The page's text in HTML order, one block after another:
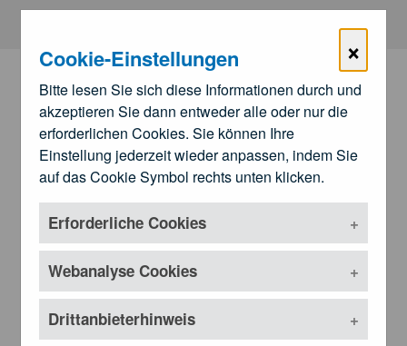
×
Cookie-Einstellungen
Bitte lesen Sie sich diese Informationen durch und
akzeptieren Sie dann entweder alle oder nur die
erforderlichen Cookies. Sie können Ihre
Einstellung jederzeit wieder anpassen, indem Sie
auf das Cookie Symbol rechts unten klicken.
Erforderliche Cookies
Webanalyse Cookies
Drittanbieterhinweis
Zum Hauptinhalt springen
Zu den
Landesärztekammern